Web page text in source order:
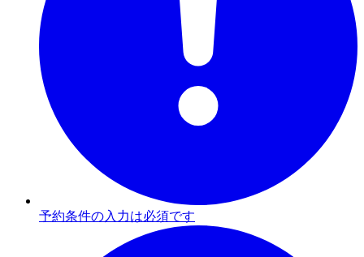
予約条件の入力は必須です